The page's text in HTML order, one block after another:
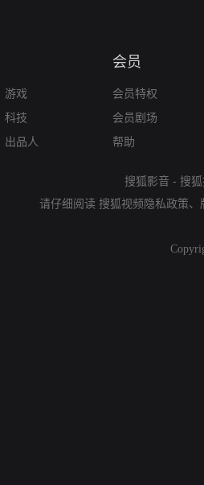
游戏
科技
出品人
会员
会员特权
会员剧场
帮助
搜狐影音 - 搜
请仔细阅读 搜狐视频隐私政策、